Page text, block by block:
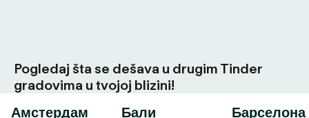
Pogledaj šta se dešava u drugim Tinder
gradovima u tvojoj blizini!
Амстердам
Бали Барселона